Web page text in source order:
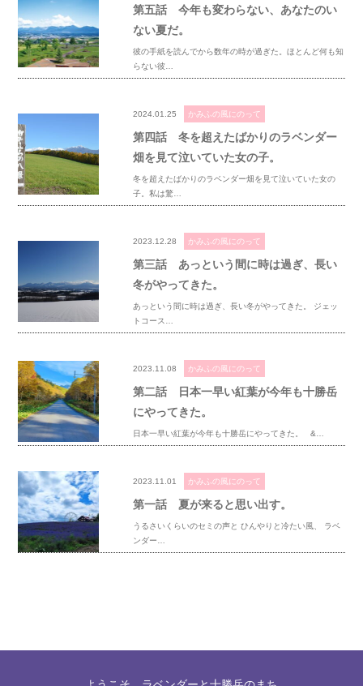
第五話 今年も変わらない、あなたのい
ない夏だ。
彼の手紙を読んでから数年の時が過ぎた。ほとんど何も知
らない彼…
2024.01.25 かみふの風にのって
第四話 冬を超えたばかりのラベンダー
畑を見て泣いていた女の子。
冬を超えたばかりのラベンダー畑を見て泣いていた女の
子。私は驚…
2023.12.28 かみふの風にのって
第三話 あっという間に時は過ぎ、長い
冬がやってきた。
あっという間に時は過ぎ、長い冬がやってきた。 ジェッ
トコース…
2023.11.08 かみふの風にのって
第二話 日本一早い紅葉が今年も十勝岳
にやってきた。
日本一早い紅葉が今年も十勝岳にやってきた。 &…
2023.11.01 かみふの風にのって
第一話 夏が来ると思い出す。
うるさいくらいのセミの声と ひんやりと冷たい風、 ラベ
ンダー…